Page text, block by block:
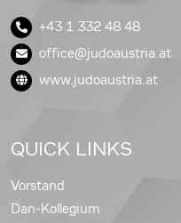
+43 1 332 48 48
office@judoaustria.at
www.judoaustria.at
QUICK LINKS
Vorstand
Dan-Kollegium